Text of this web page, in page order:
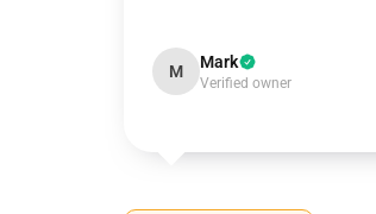
M Mark
Verified owner